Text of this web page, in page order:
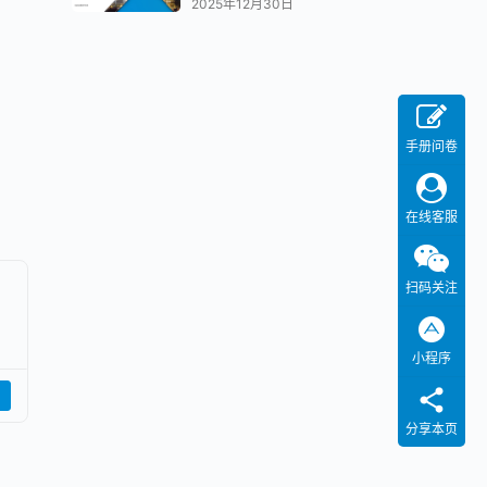
2025年12月30日
手册问卷
在线客服
扫码关注
小程序
分享本页